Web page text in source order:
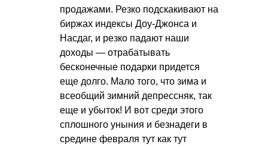
продажами. Резко подскакивают на
биржах индексы Доу-Джонса и
Насдаг, и резко падают наши
доходы — отрабатывать
бесконечные подарки придется
еще долго. Мало того, что зима и
всеобщий зимний депрессняк, так
еще и убыток! И вот среди этого
сплошного уныния и безнадеги в
средине февраля тут как тут